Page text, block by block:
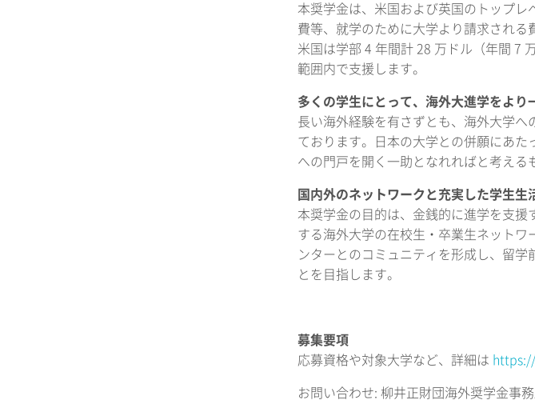
本奨学金は、米国および英国のトップ
費等、就学のために大学より請求される
米国は学部 4 年間計 28 万ドル（年間 7
範囲内で支援します。
多くの学生にとって、海外大進学をより
長い海外経験を有さずとも、海外大学
ております。日本の大学との併願にあ
への門戸を開く一助となれればと考える
国内外のネットワークと充実した学生生
本奨学金の目的は、金銭的に進学を支援
する海外大学の在校生・卒業生ネット
ンターとのコミュニティを形成し、留
とを目指します。
募集要項
応募資格や対象大学など、詳細は
お問い合わせ: 柳井正財団海外奨学金事